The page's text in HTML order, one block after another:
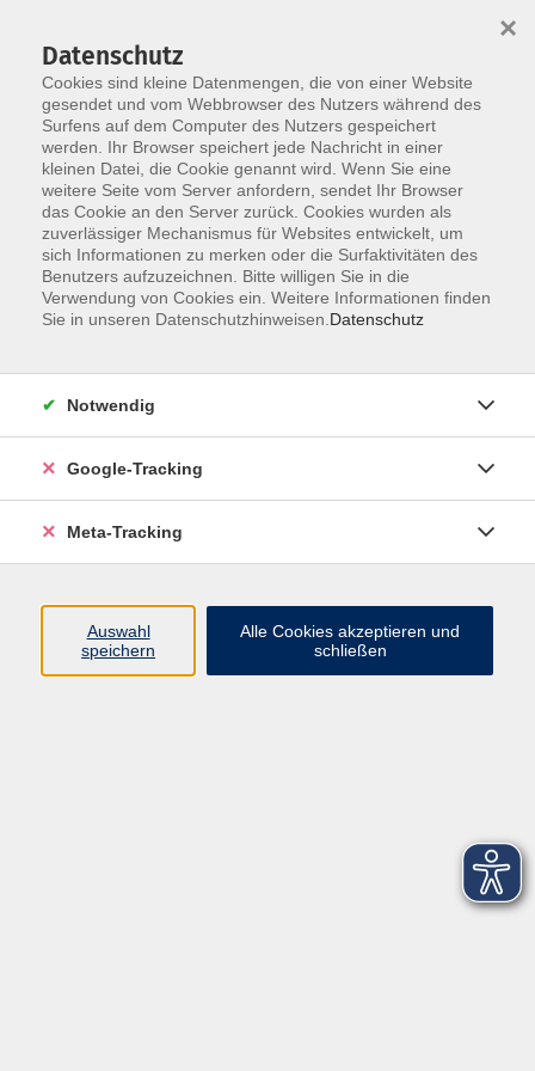
Skip to main content
Die Kategorie konnte nicht gefunden werden.
Über uns
Datenschutz
Cookies sind kleine Datenmengen, die von einer Website
gesendet und vom Webbrowser des Nutzers während des
Surfens auf dem Computer des Nutzers gespeichert
werden. Ihr Browser speichert jede Nachricht in einer
kleinen Datei, die Cookie genannt wird. Wenn Sie eine
weitere Seite vom Server anfordern, sendet Ihr Browser
das Cookie an den Server zurück. Cookies wurden als
zuverlässiger Mechanismus für Websites entwickelt, um
sich Informationen zu merken oder die Surfaktivitäten des
Benutzers aufzuzeichnen. Bitte willigen Sie in die
Verwendung von Cookies ein. Weitere Informationen finden
Sie in unseren Datenschutzhinweisen. Datenschutz
×
Notwendig
Google-Tracking
Meta-Tracking
Auswahl
speichern
Alle Cookies akzeptieren und
schließen